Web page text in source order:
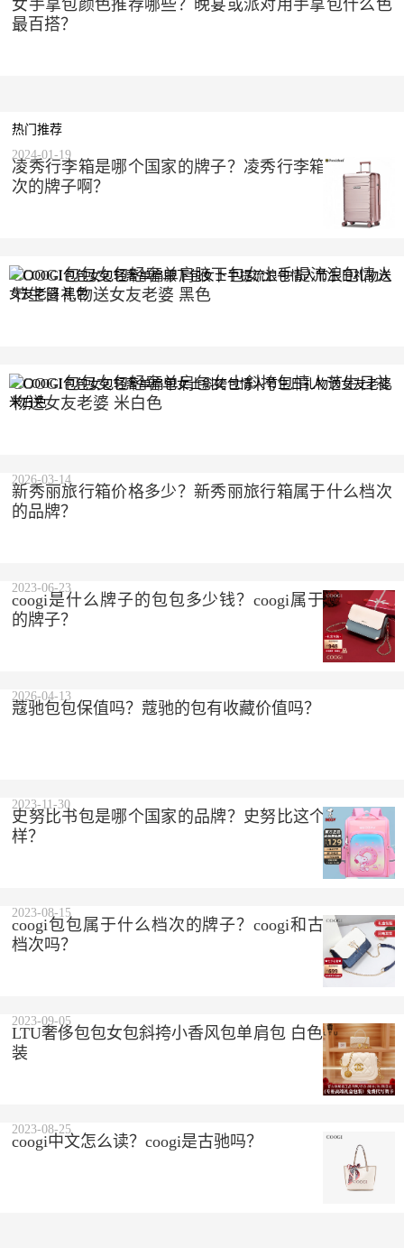
女手拿包颜色推荐哪些？晚宴或派对用手拿包什么色
最百搭？
热门推荐
凌秀行李箱是哪个国家的牌子？凌秀行李箱是什么档
次的牌子啊？
2024-01-19
COOGI包包女包轻奢单肩腋下包女士手提流浪包情人
节生日礼物送女友老婆 黑色
COOGI包包女包轻奢单肩包女士斜挎包情人节生日礼
物送女友老婆 米白色
新秀丽旅行箱价格多少？新秀丽旅行箱属于什么档次
的品牌？
2026-03-14
coogi是什么牌子的包包多少钱？coogi属于什么档次
的牌子？
2023-06-23
蔻驰包包保值吗？蔻驰的包有收藏价值吗？
2026-04-13
史努比书包是哪个国家的品牌？史努比这个品牌怎么
样？
2023-11-30
coogi包包属于什么档次的牌子？coogi和古驰是一个
档次吗？
2023-08-15
LTU奢侈包包女包斜挎小香风包单肩包 白色 精美礼盒
装
2023-09-05
coogi中文怎么读？coogi是古驰吗？
2023-08-25